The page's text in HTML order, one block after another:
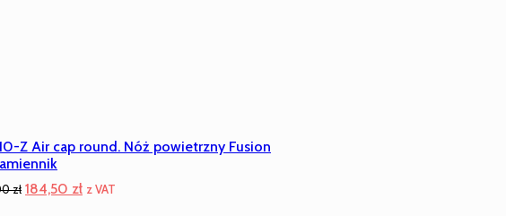
Z Air cap round. Nóż powietrzny Fusion
zł Pierwotna
184,50 złAktualna
z VAT